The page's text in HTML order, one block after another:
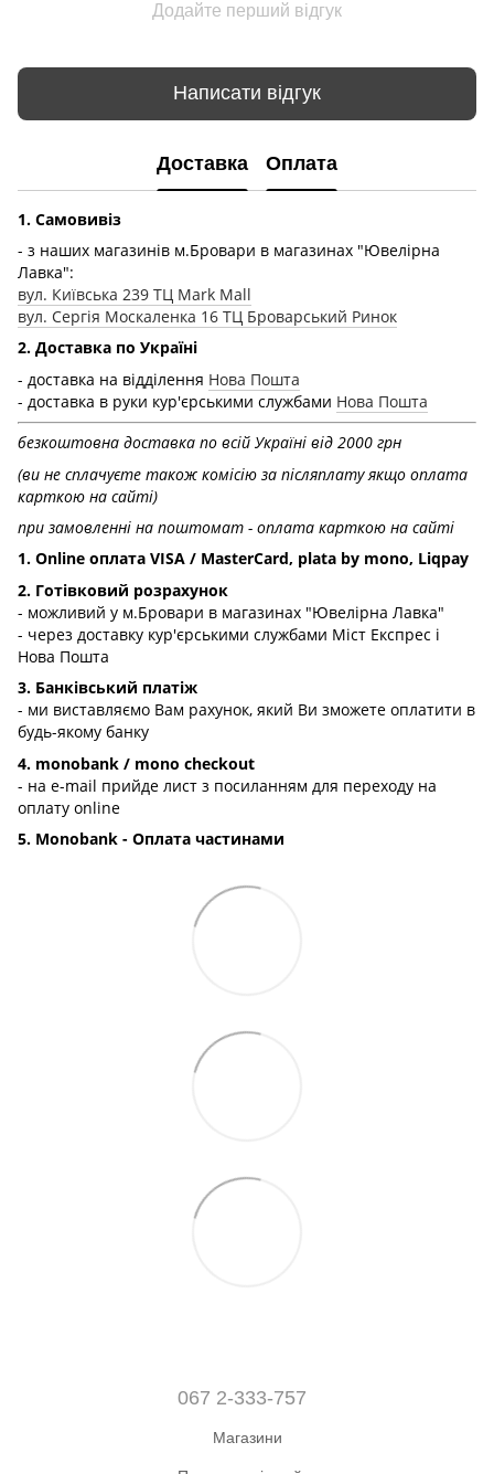
Додайте перший відгук
Написати відгук
Доставка Оплата
1. Самовивіз
- з наших магазинів м.Бровари в магазинах "Ювелірна
Лавка":
вул. Київська 239 ТЦ Mark Mall
вул. Сергія Москаленка 16 ТЦ Броварський Ринок
2. Доставка по Україні
- доставка на відділення Нова Пошта
- доставка в руки кур'єрськими службами Нова Пошта
безкоштовна доставка по всій Україні від 2000 грн
(ви не сплачуєте також комісію за післяплату якщо оплата
карткою на сайті)
при замовленні на поштомат - оплата карткою на сайті
1. Online оплата VISA / MasterCard, plata by mono, Liqpay
2. Готівковий розрахунок
- можливий у м.Бровари в магазинах "Ювелірна Лавка"
- через доставку кур'єрськими службами Міст Експрес і
Нова Пошта
3. Банківський платіж
- ми виставляємо Вам рахунок, який Ви зможете оплатити в
будь-якому банку
4. monobank / mono checkout
- на e-mail прийде лист з посиланням для переходу на
оплату online
5. Monobank - Оплата частинами
067 2-333-757
Магазини